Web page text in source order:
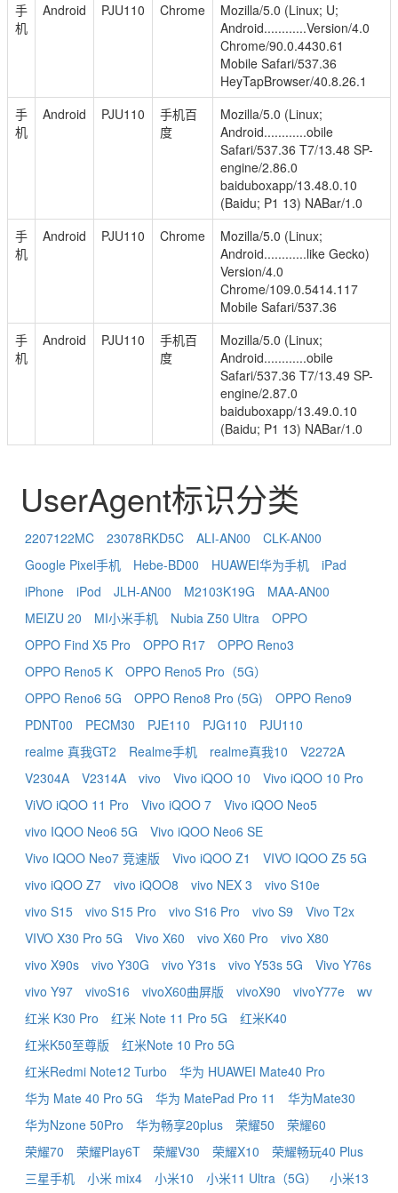
手
机
Android PJU110 Chrome
Mozilla/5.0 (Linux; U;
Android............Version/4.0
Chrome/90.0.4430.61
Mobile Safari/537.36
HeyTapBrowser/40.8.26.1
手
机
Android PJU110
手机百
度
Mozilla/5.0 (Linux;
Android............obile
Safari/537.36 T7/13.48 SP-
engine/2.86.0
baiduboxapp/13.48.0.10
(Baidu; P1 13) NABar/1.0
手
机
Android PJU110 Chrome
Mozilla/5.0 (Linux;
Android............like Gecko)
Version/4.0
Chrome/109.0.5414.117
Mobile Safari/537.36
手
机
Android PJU110
手机百
度
Mozilla/5.0 (Linux;
Android............obile
Safari/537.36 T7/13.49 SP-
engine/2.87.0
baiduboxapp/13.49.0.10
(Baidu; P1 13) NABar/1.0
UserAgent标识分类
2207122MC 23078RKD5C ALI-AN00
CLK-AN00
Google Pixel手机
Hebe-BD00 HUAWEI华为手机
iPad
iPhone
iPod JLH-AN00 M2103K19G
MAA-AN00
MEIZU 20
MI小米手机 Nubia Z50 Ultra
OPPO
OPPO Find X5 Pro
OPPO R17
OPPO Reno3
OPPO Reno5 K
OPPO Reno5 Pro（5G）
OPPO Reno6 5G
OPPO Reno8 Pro (5G)
OPPO Reno9
PDNT00
PECM30 PJE110 PJG110
PJU110
realme 真我GT2
Realme手机 realme真我10
V2272A
V2304A
V2314A vivo Vivo iQOO 10
Vivo iQOO 10 Pro
ViVO iQOO 11 Pro
Vivo iQOO 7
Vivo iQOO Neo5
vivo IQOO Neo6 5G
Vivo iQOO Neo6 SE
Vivo IQOO Neo7 竞速版
Vivo iQOO Z1
VIVO IQOO Z5 5G
vivo iQOO Z7
vivo iQOO8 vivo NEX 3
vivo S10e
vivo S15
vivo S15 Pro vivo S16 Pro vivo S9
Vivo T2x
VIVO X30 Pro 5G
Vivo X60 vivo X60 Pro
vivo X80
vivo X90s
vivo Y30G vivo Y31s vivo Y53s 5G
Vivo Y76s
vivo Y97
vivoS16 vivoX60曲屏版 vivoX90 vivoY77e
wv
红米 K30 Pro
红米 Note 11 Pro 5G
红米K40
红米K50至尊版
红米Note 10 Pro 5G
红米Redmi Note12 Turbo
华为 HUAWEI Mate40 Pro
华为 Mate 40 Pro 5G
华为 MatePad Pro 11
华为Mate30
华为Nzone 50Pro
华为畅享20plus 荣耀50
荣耀60
荣耀70
荣耀Play6T 荣耀V30 荣耀X10
荣耀畅玩40 Plus
三星手机
小米 mix4 小米10 小米11 Ultra（5G） 小米13